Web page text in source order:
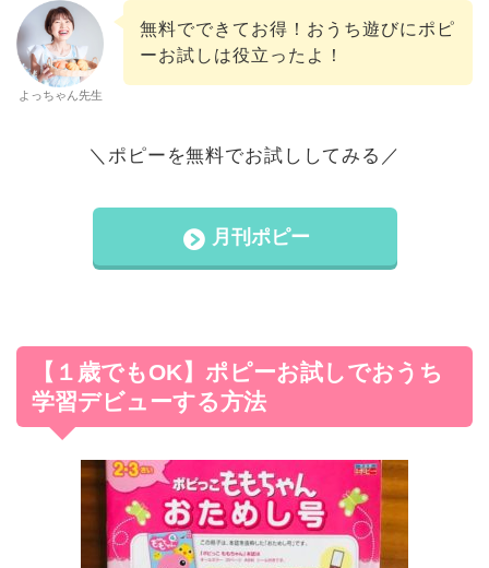
よっちゃん先生
無料でできてお得！おうち遊びにポピ
ーお試しは役立ったよ！
＼ポピーを無料でお試ししてみる／
月刊ポピー
【１歳でもOK】ポピーお試しでおうち
学習デビューする方法